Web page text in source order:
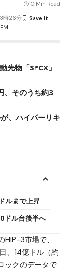
時26分
10 Min Read
先物「SPCX」
、そのうち約3
、ハイパーリキ
ルまで上昇
ドル台後半へ
HIP-3市場で、
、14億ドル（約
ックのデータで